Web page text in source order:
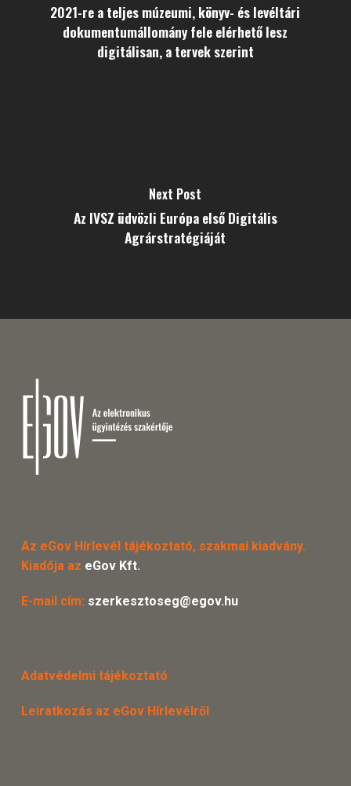
2021-re a teljes múzeumi, könyv- és levéltári
dokumentumállomány fele elérhető lesz
digitálisan, a tervek szerint
Next Post
Az IVSZ üdvözli Európa első Digitális
Agrárstratégiáját
Az eGov Hírlevél tájékoztató, szakmai kiadvány.
Kiadója az eGov Kft.
E-mail cím: szerkesztoseg@egov.hu
Adatvédelmi tájékoztató
Leiratkozás az eGov Hírlevélről